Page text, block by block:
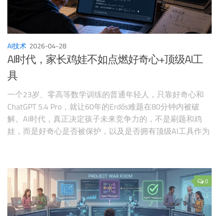
AI技术 2026-04-28
AI时代，家长鸡娃不如点燃好奇心+顶级AI工
具
一个23岁、零高等数学训练的普通年轻人，只靠好奇心和
ChatGPT 5.4 Pro，就让60年的Erdős难题在80分钟内被破
解。AI时代，真正决定孩子未来竞争力的，不是刷题和鸡
娃，而是好奇心是否被保护，以及是否拥有顶级AI工具作为
0